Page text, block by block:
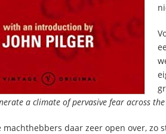
a climate of pervasive fear across
machthebbers daar zeer open over, zo